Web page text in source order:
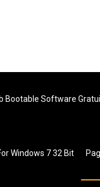
Bootable Software
Windows 7 32 Bit